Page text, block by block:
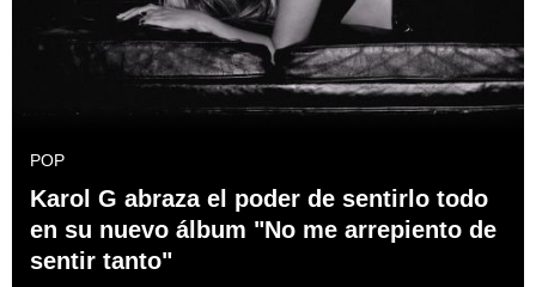
POP
Karol G abraza el poder de sentirlo todo
en su nuevo álbum "No me arrepiento de
sentir tanto"